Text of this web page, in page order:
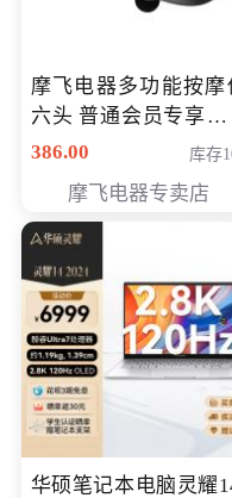
摩飞电器多功能按摩
六头 普通会员专享价
199元
386.00 库存
摩飞电器专卖店
华硕笔记本电脑灵耀